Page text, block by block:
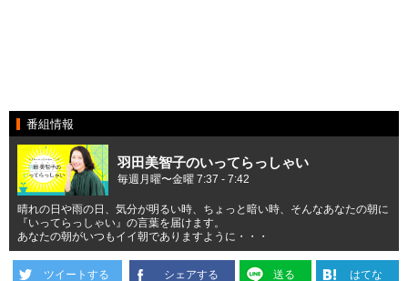
番組情報
羽田美智子のいってらっしゃい
毎週月曜〜金曜 7:37 - 7:42
晴れの日や雨の日、気分が明るい時、ちょっと暗い時、そんなあなたの朝に
『いってらっしゃい』の言葉を届けます。
あなたの朝がいつもイイ朝でありますように・・・
ツイートする シェアする 送る はてな